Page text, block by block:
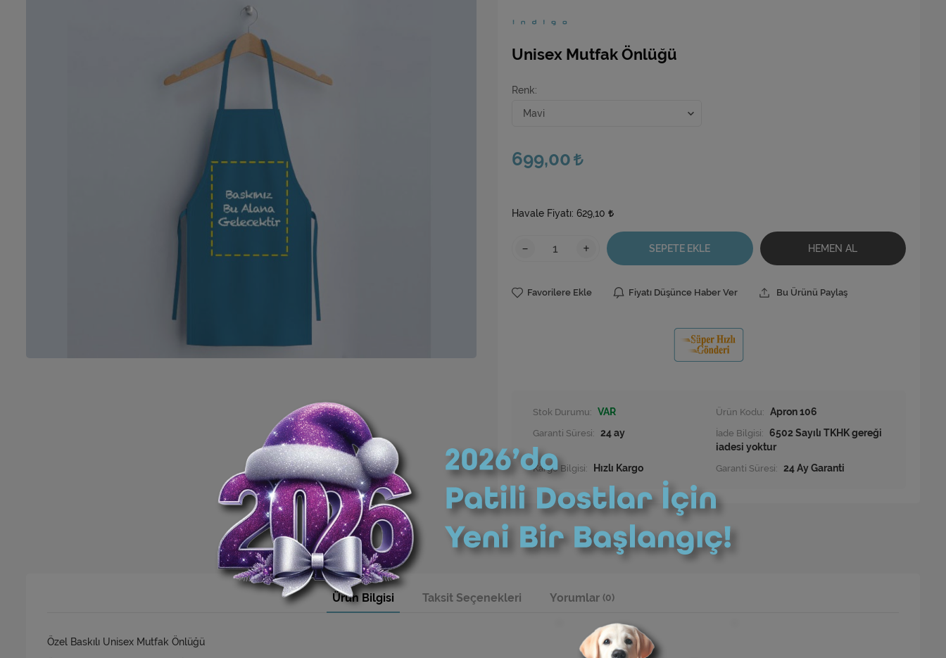
Unisex Mutfak Önlüğü
Renk
699,00
Havale Fiyatı: 629,10
- + SEPETE EKLE HEMEN AL
Favorilere Ekle Fiyatı Düşünce Haber Ver Bu Ürünü Paylaş
Stok Durumu: VAR Ürün Kodu: Apron 106
Garanti Süresi: 24 ay İade Bilgisi:
Kargo Bilgisi: Hızlı Kargo Garanti Süresi: 24 Ay Garanti
Ürün Bilgisi Taksit Seçenekleri Yorumlar (0)
Özel Baskılı Unisex Mutfak Önlüğü